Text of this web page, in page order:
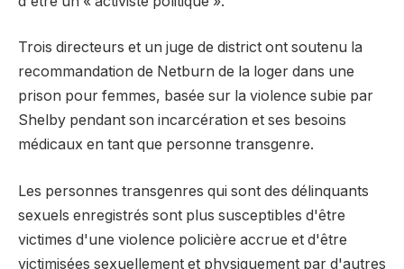
Trois directeurs et un juge de district ont soutenu la
recommandation de Netburn de la loger dans une
prison pour femmes, basée sur la violence subie par
Shelby pendant son incarcération et ses besoins
médicaux en tant que personne transgenre.
Les personnes transgenres qui sont des délinquants
sexuels enregistrés sont plus susceptibles d'être
victimes d'une violence policière accrue et d'être
victimisées sexuellement et physiquement par d'autres